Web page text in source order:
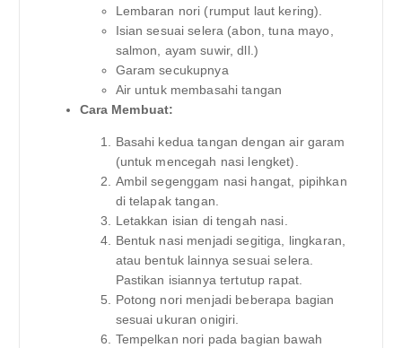
Lembaran nori (rumput laut kering).
Isian sesuai selera (abon, tuna mayo,
salmon, ayam suwir, dll.)
Garam secukupnya
Air untuk membasahi tangan
Cara Membuat:
Basahi kedua tangan dengan air garam
(untuk mencegah nasi lengket).
Ambil segenggam nasi hangat, pipihkan
di telapak tangan.
Letakkan isian di tengah nasi.
Bentuk nasi menjadi segitiga, lingkaran,
atau bentuk lainnya sesuai selera.
Pastikan isiannya tertutup rapat.
Potong nori menjadi beberapa bagian
sesuai ukuran onigiri.
Tempelkan nori pada bagian bawah